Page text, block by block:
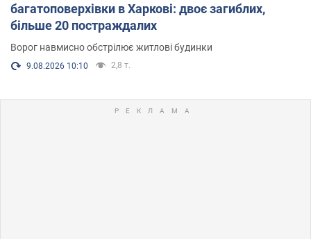
багатоповерхівки в Харкові: двоє загиблих,
більше 20 постраждалих
Ворог навмисно обстрілює житлові будинки
9.08.2026 10:10 2,8 т.